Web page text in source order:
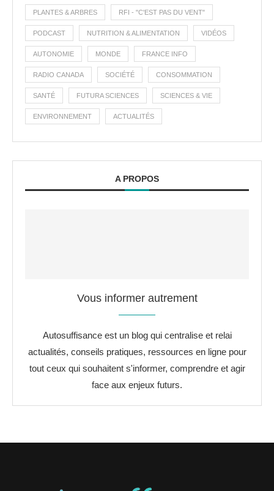
PLANTES & ARBRES RFI - "C'EST PAS DU VENT"
PODCAST NUTRITION & ALIMENTATION VIDÉOS
AUTONOMIE MONDE FRANCE INFO
RADIO CANADA SOCIÉTÉ CONSOMMATION
SANTÉ FUTURA SCIENCES SCIENCES & VIE
ENVIRONNEMENT ACTUALITÉS
A PROPOS
Vous informer autrement
Autosuffisance est un blog qui centralise et relai
actualités, conseils pratiques, ressources en ligne pour
tout ceux qui souhaitent s'informer, comprendre et agir
face aux enjeux futurs.